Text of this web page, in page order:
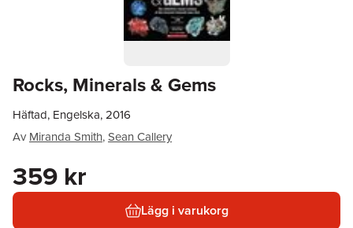
Rocks, Minerals & Gems
Häftad, Engelska, 2016
Av Miranda Smith,Sean Callery
359 kr
Lägg i varukorg